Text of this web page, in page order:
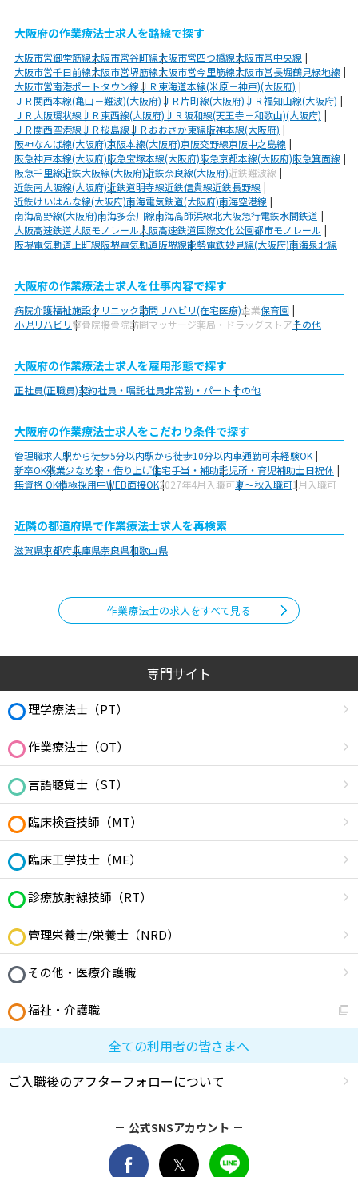
大阪府の作業療法士求人を路線で探す
大阪市営御堂筋線大阪市営谷町線大阪市営四つ橋線大阪市営中央線
大阪市営千日前線大阪市営堺筋線大阪市営今里筋線大阪市営長堀鶴見緑地線
大阪市営南港ポートタウン線ＪＲ東海道本線(米原－神戸)(大阪府)
ＪＲ関西本線(亀山－難波)(大阪府)ＪＲ片町線(大阪府)ＪＲ福知山線(大阪府)
ＪＲ大阪環状線ＪＲ東西線(大阪府)ＪＲ阪和線(天王寺－和歌山)(大阪府)
ＪＲ関西空港線ＪＲ桜島線ＪＲおおさか東線阪神本線(大阪府)
阪神なんば線(大阪府)京阪本線(大阪府)京阪交野線京阪中之島線
阪急神戸本線(大阪府)阪急宝塚本線(大阪府)阪急京都本線(大阪府)阪急箕面線
阪急千里線近鉄大阪線(大阪府)近鉄奈良線(大阪府)近鉄難波線
近鉄南大阪線(大阪府)近鉄道明寺線近鉄信貴線近鉄長野線
近鉄けいはんな線(大阪府)南海電気鉄道(大阪府)南海空港線
南海高野線(大阪府)南海多奈川線南海高師浜線北大阪急行電鉄水間鉄道
大阪高速鉄道大阪モノレール大阪高速鉄道国際文化公園都市モノレール
阪堺電気軌道上町線阪堺電気軌道阪堺線能勢電鉄妙見線(大阪府)南海泉北線
大阪府の作業療法士求人を仕事内容で探す
病院介護福祉施設クリニック訪問リハビリ(在宅医療)企業保育園
小児リハビリ整骨院接骨院訪問マッサージ薬局・ドラッグストアその他
大阪府の作業療法士求人を雇用形態で探す
正社員(正職員)契約社員・嘱託社員非常勤・パートその他
大阪府の作業療法士求人をこだわり条件で探す
管理職求人駅から徒歩5分以内駅から徒歩10分以内車通勤可未経験OK
新卒OK残業少なめ寮・借り上げ住宅手当・補助託児所・育児補助土日祝休
無資格 OK積極採用中WEB面接OK2027年4月入職可夏～秋入職可1月入職可
近隣の都道府県で作業療法士求人を再検索
滋賀県京都府兵庫県奈良県和歌山県
作業療法士の求人をすべて見る
専門サイト
理学療法士（PT）
作業療法士（OT）
言語聴覚士（ST）
臨床検査技師（MT）
臨床工学技士（ME）
診療放射線技師（RT）
管理栄養士/栄養士（NRD）
その他・医療介護職
福祉・介護職
全ての利用者の皆さまへ
ご入職後のアフターフォローについて
公式SNSアカウント